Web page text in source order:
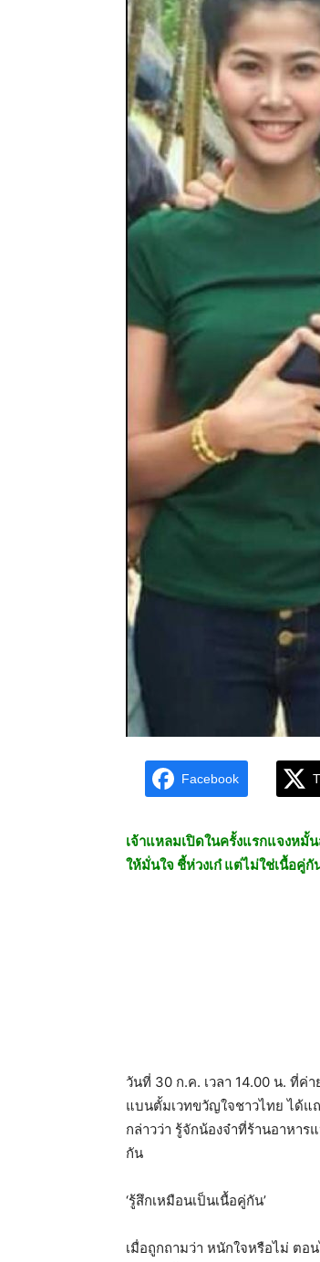
Facebook
เจ้าแหลมเปิดในครั้งแรกแจงหมั้
ให้มั่นใจ ชี้ห่วงเก๋ แต่ไม่ใช่เนื้อคู่กั
วันที่ 30 ก.ค. เวลา 14.00 น. ที่ค่
แบนตั้มเวทขวัญใจชาวไทย ได้แ
กล่าวว่า รู้จักน้องจ๋าที่ร้านอาหา
กัน
‘รู้สึกเหมือนเป็นเนื้อคู่กัน’
เมื่อถูกถามว่า หนักใจหรือไม่ ต